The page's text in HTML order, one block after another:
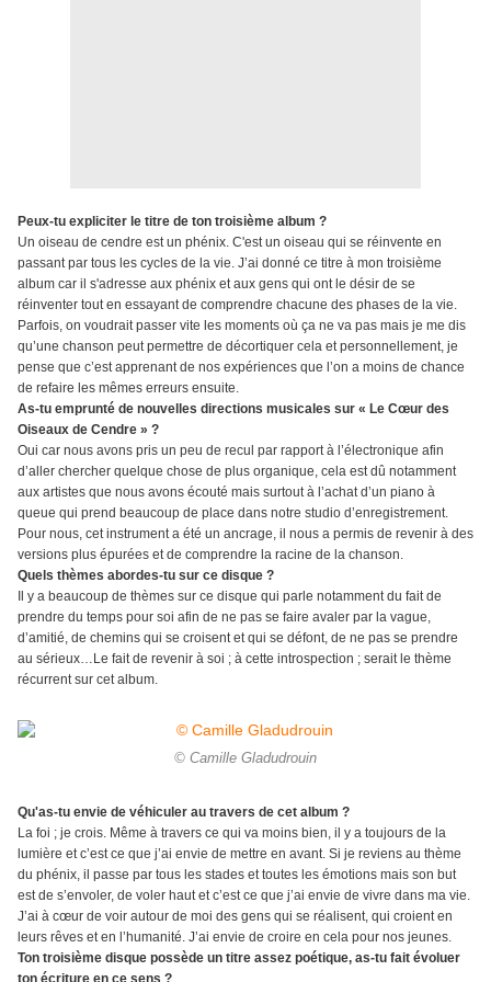
Peux-tu expliciter le titre de ton troisième album ?
Un oiseau de cendre est un phénix. C'est un oiseau qui se réinvente en
passant par tous les cycles de la vie. J’ai donné ce titre à mon troisième
album car il s'adresse aux phénix et aux gens qui ont le désir de se
réinventer tout en essayant de comprendre chacune des phases de la vie.
Parfois, on voudrait passer vite les moments où ça ne va pas mais je me dis
qu’une chanson peut permettre de décortiquer cela et personnellement, je
pense que c’est apprenant de nos expériences que l’on a moins de chance
de refaire les mêmes erreurs ensuite.
As-tu emprunté de nouvelles directions musicales sur « Le Cœur des
Oiseaux de Cendre » ?
Oui car nous avons pris un peu de recul par rapport à l’électronique afin
d’aller chercher quelque chose de plus organique, cela est dû notamment
aux artistes que nous avons écouté mais surtout à l’achat d’un piano à
queue qui prend beaucoup de place dans notre studio d’enregistrement.
Pour nous, cet instrument a été un ancrage, il nous a permis de revenir à des
versions plus épurées et de comprendre la racine de la chanson.
Quels thèmes abordes-tu sur ce disque ?
Il y a beaucoup de thèmes sur ce disque qui parle notamment du fait de
prendre du temps pour soi afin de ne pas se faire avaler par la vague,
d’amitié, de chemins qui se croisent et qui se défont, de ne pas se prendre
au sérieux…Le fait de revenir à soi ; à cette introspection ; serait le thème
récurrent sur cet album.
© Camille Gladudrouin
Qu'as-tu envie de véhiculer au travers de cet album ?
La foi ; je crois. Même à travers ce qui va moins bien, il y a toujours de la
lumière et c’est ce que j’ai envie de mettre en avant. Si je reviens au thème
du phénix, il passe par tous les stades et toutes les émotions mais son but
est de s’envoler, de voler haut et c’est ce que j’ai envie de vivre dans ma vie.
J’ai à cœur de voir autour de moi des gens qui se réalisent, qui croient en
leurs rêves et en l’humanité. J’ai envie de croire en cela pour nos jeunes.
Ton troisième disque possède un titre assez poétique, as-tu fait évoluer
ton écriture en ce sens ?